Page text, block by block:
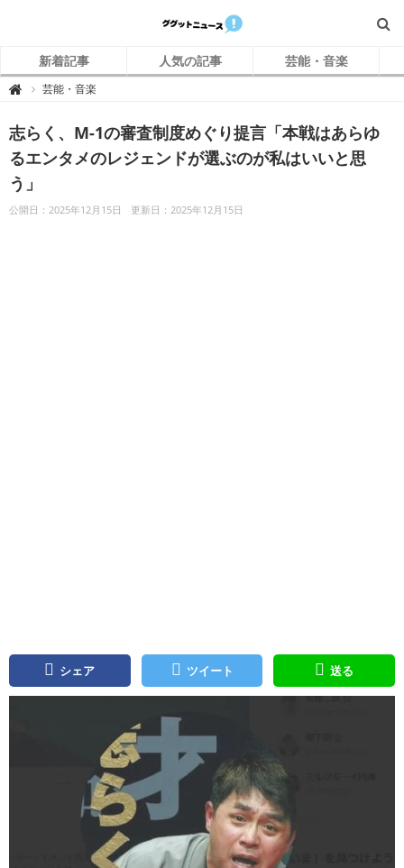
新着記事 人気の記事 芸能・音楽
 グ
ニ
ュ
ー
ス
芸能・音楽
志らく、M-1の審査制度めぐり提言「本戦はあらゆ
るエンタメのレジェンドが選ぶのが私はいいと思
う」
公開日：2025年12月15日 更新日：2025年12月15日
シェア ツイート 送る